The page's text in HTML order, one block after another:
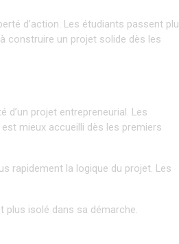
d’action. Les étudiants passent
construire un projet solide dès les
projet entrepreneurial. Les
mieux accueilli dès les premiers
rapidement la logique du projet. Les
plus isolé dans sa démarche.